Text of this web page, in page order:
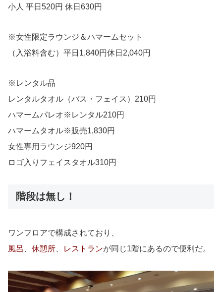
小人 平日520円 休日630円
※女性限定ラウンジ＆ハマームセット
（入浴料含む）平日1,840円休日2,040円
※レンタル品
レンタルタオル（バス・フェイス）210円
ハマームパレオ※レンタル210円
ハマームタオル※販売1,830円
女性専用ラウンジ920円
ロゴ入りフェイスタオル310円
階段は無し！
ワンフロアで構成されており、
風呂
休憩所 レストランが同じ1階にあるので便利だ。